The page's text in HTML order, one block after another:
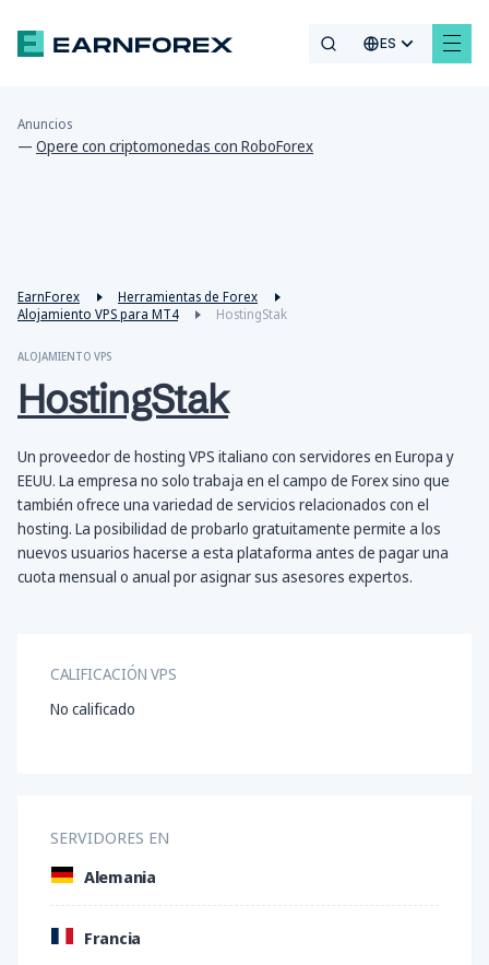
ES
Anuncios
— Opere con criptomonedas con RoboForex
EarnForex
Herramientas de Forex
Alojamiento VPS para MT4
HostingStak
ALOJAMIENTO VPS
HostingStak
Un proveedor de hosting VPS italiano con servidores en Europa y
EEUU. La empresa no solo trabaja en el campo de Forex sino que
también ofrece una variedad de servicios relacionados con el
hosting. La posibilidad de probarlo gratuitamente permite a los
nuevos usuarios hacerse a esta plataforma antes de pagar una
cuota mensual o anual por asignar sus asesores expertos.
CALIFICACIÓN VPS
No calificado
SERVIDORES EN
Alemania
Francia